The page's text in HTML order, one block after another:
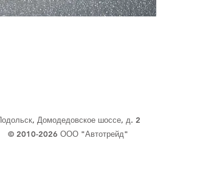
Домодедовское шоссе, д. 2
© 2010-2026 ООО "Автотрейд"